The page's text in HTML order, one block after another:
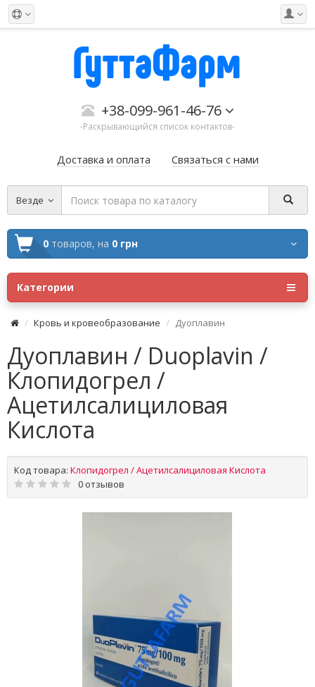
+38-099-961-46-76
-Раскрывающийся список контактов-
Доставка и оплата Связаться с нами
Везде
0 товаров, на 0 грн
Категории
Кровь и кровеобразование Дуоплавин
Дуоплавин / Duoplavin /
Клопидогрел /
Ацетилсалициловая
Кислота
Код товара: Клопидогрел / Ацетилсалициловая Кислота
0 отзывов